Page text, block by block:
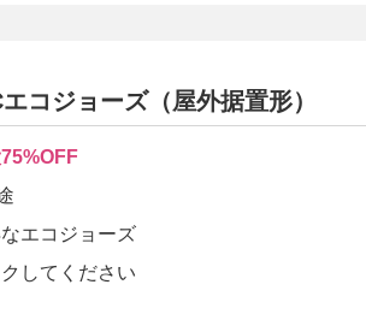
コジョーズ（屋外据置形）
エコジョーズ
してください